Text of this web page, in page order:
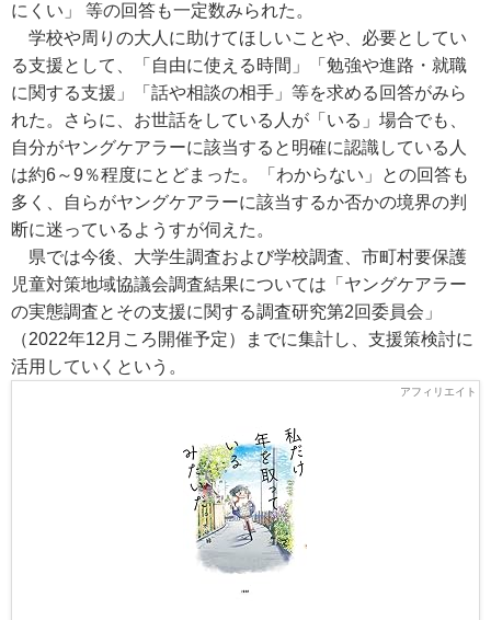
にくい」 等の回答も一定数みられた。
学校や周りの大人に助けてほしいことや、必要としてい
る支援として、「自由に使える時間」「勉強や進路・就職
に関する支援」「話や相談の相手」等を求める回答がみら
れた。さらに、お世話をしている人が「いる」場合でも、
自分がヤングケアラーに該当すると明確に認識している人
は約6～9％程度にとどまった。「わからない」との回答も
多く、自らがヤングケアラーに該当するか否かの境界の判
断に迷っているようすが伺えた。
県では今後、大学生調査および学校調査、市町村要保護
児童対策地域協議会調査結果については「ヤングケアラー
の実態調査とその支援に関する調査研究第2回委員会」
（2022年12月ころ開催予定）までに集計し、支援策検討に
活用していくという。